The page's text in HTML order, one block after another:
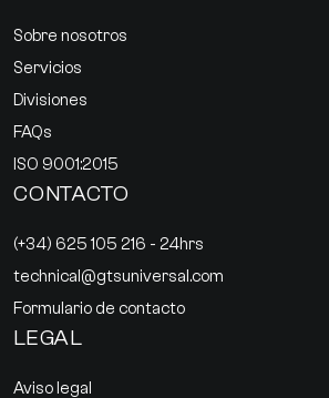
Sobre nosotros
Servicios
Divisiones
FAQs
ISO 9001:2015
CONTACTO
(+34) 625 105 216 - 24hrs
technical@gtsuniversal.com
Formulario de contacto
LEGAL
Aviso legal